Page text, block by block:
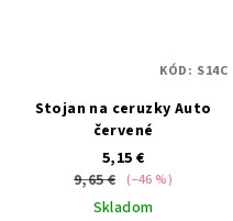
Stojan na ceruzky Auto
červené
5,15 €
9,65 € (–46 %)
Skladom
KÓD: S14C